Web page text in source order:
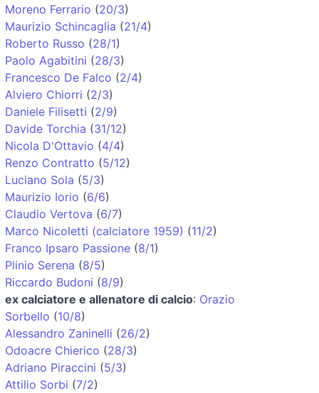
Moreno Ferrario (20/3)
Maurizio Schincaglia (21/4)
Roberto Russo (28/1)
Paolo Agabitini (28/3)
Francesco De Falco (2/4)
Alviero Chiorri (2/3)
Daniele Filisetti (2/9)
Davide Torchia (31/12)
Nicola D'Ottavio (4/4)
Renzo Contratto (5/12)
Luciano Sola (5/3)
Maurizio Iorio (6/6)
Claudio Vertova (6/7)
Marco Nicoletti (calciatore 1959) (11/2)
Franco Ipsaro Passione (8/1)
Plinio Serena (8/5)
Riccardo Budoni (8/9)
ex calciatore e allenatore di calcio: Orazio
Sorbello (10/8)
Alessandro Zaninelli (26/2)
Odoacre Chierico (28/3)
Adriano Piraccini (5/3)
Attilio Sorbi (7/2)